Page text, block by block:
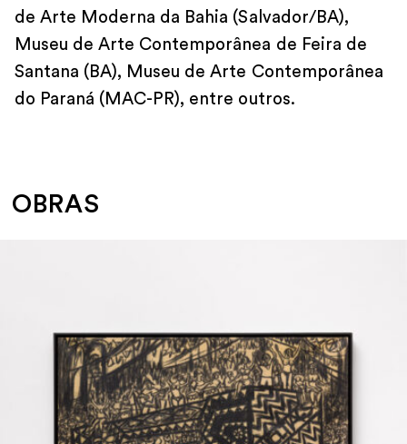
de Arte Moderna da Bahia (Salvador/BA),
Museu de Arte Contemporânea de Feira de
Santana (BA), Museu de Arte Contemporânea
do Paraná (MAC-PR), entre outros.
OBRAS